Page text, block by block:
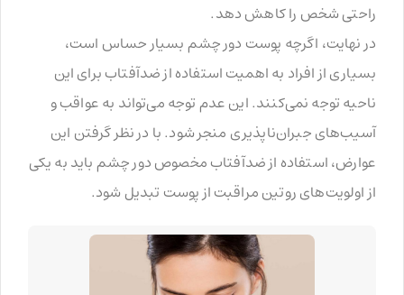
راحتی شخص را کاهش دهد.
در نهایت، اگرچه پوست دور چشم بسیار حساس است،
بسیاری از افراد به اهمیت استفاده از ضدآفتاب برای این
ناحیه توجه نمی‌کنند. این عدم توجه می‌تواند به عواقب و
آسیب‌های جبران‌ناپذیری منجر شود. با در نظر گرفتن این
عوارض، استفاده از ضدآفتاب مخصوص دور چشم باید به یکی
از اولویت‌های روتین مراقبت از پوست تبدیل شود.